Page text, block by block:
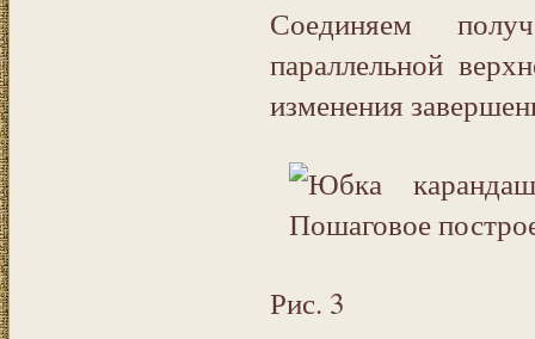
Соединяем
параллельной
изменения
Рис. 3